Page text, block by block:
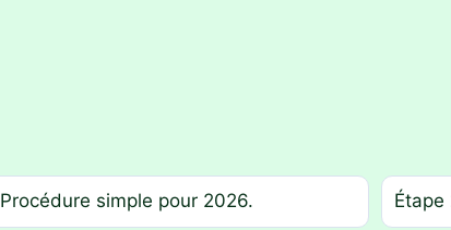
Procédure simple pour 2026. Étape